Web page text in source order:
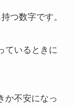
つ数字です。
ているときに
か不安になっ